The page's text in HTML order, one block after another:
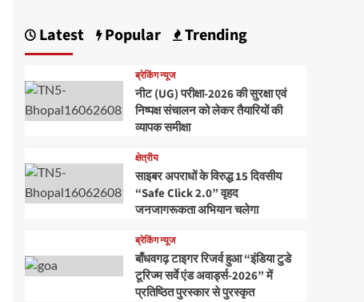
Latest Popular Trending
ब्रेकिंग न्यूज
नीट (UG) परीक्षा-2026 की सुरक्षा एवं
निष्पक्ष संचालन को लेकर तैयारियों की
व्यापक समीक्षा
क्षेत्रीय
साइबर अपराधों के विरुद्ध 15 दिवसीय
“Safe Click 2.0” वृहद
जनजागरूकता अभियान चलेगा
ब्रेकिंग न्यूज
बाँधवगढ़ टाइगर रिजर्व हुआ “इंडिया टुडे
टूरिज्म सर्वे एंड अवार्ड्स-2026” में
प्रतिष्ठित पुरस्कार से पुरस्कृत